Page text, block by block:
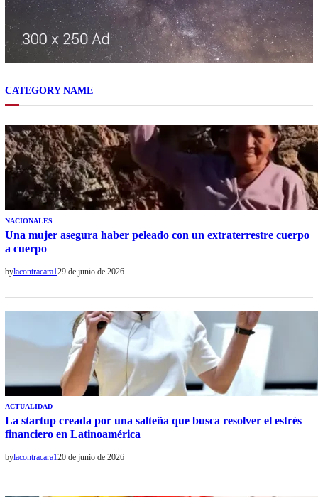
CATEGORY NAME
NACIONALES
Una mujer asegura haber peleado con un extraterrestre cuerpo
a cuerpo
bylacontracara129 de junio de 2026
ACTUALIDAD
La startup creada por una salteña que busca resolver el estrés
financiero en Latinoamérica
bylacontracara120 de junio de 2026